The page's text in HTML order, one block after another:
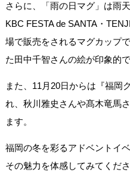
さらに、「雨の日マグ」は雨
KBC FESTA de SANTA・
場で販売をされるマグカップ
た田中千智さんの絵が印象的で
また、11月20日からは『福岡
れ、秋川雅史さんや髙木竜馬
ます。
福岡の冬を彩るアドベントイ
その魅力を体感してみてくださ